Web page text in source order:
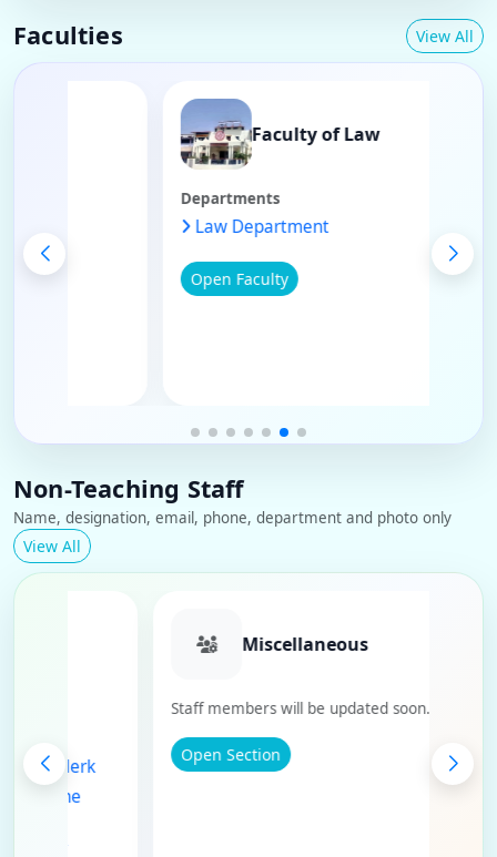
Faculties View All
Faculty of Law
Departments
Law Department
Open Faculty
Non-Teaching Staff
Name, designation, email, phone, department and photo only
View All
- Library Clerk
- Routine
Routine Clerk
Miscellaneous
Staff members will be updated soon.
Open Section